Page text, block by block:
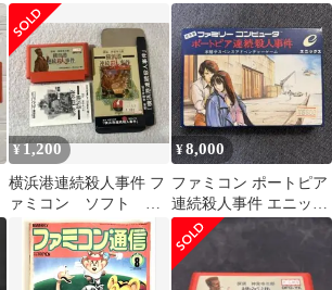
完ペキ本 ゲーム必勝
法シリーズ
¥1,200
横浜港連続殺人事件 フ
ァミコン ソフト
箱 説明書
¥8,000
ファミコン ポートピア
連続殺人事件 エニック
ス